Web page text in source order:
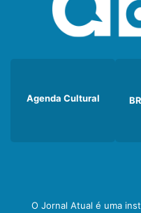
Agenda Cultural
O Jornal Atual é uma